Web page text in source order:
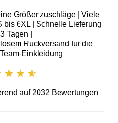
Größenzuschläge | Viele
bis 6XL | Schnelle Lieferung
Tagen |
Rückversand für die
Einkleidung
auf 2032 Bewertungen